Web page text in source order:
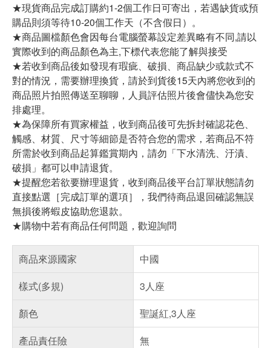
★現貨商品完成訂購約1-2個工作日可寄出，若遇缺貨或預
購品則須等待10-20個工作天（不含假日）。
★商品圖檔顏色會因每台電腦螢幕設定差異略有不同,請以
實際收到的商品顏色為主,下標代表您能了解與接受
★若收到商品後如發現有瑕疵、破損、商品缺少或款式不
對的情況，需要辦理換貨，請於到貨後15天內將您收到的
商品照片拍照傳送至聊聊，人員評估照片後會儘快為您安
排處理。
★為保障所有買家權益，收到商品後可先拆封確認花色、
觸感、材質、尺寸等細節是否符合您的需求，若商品不符
所需於收到商品起算鑑賞期內，請勿「下水清洗、汙漬、
破損」都可以申請退貨。
★提醒您若欲要辦理退貨，收到商品後平台訂單狀態請勿
直接點選［完成訂單的選項］，我們待商品退回確認無誤
無損後將蝦皮協助您退款。
★購物中若有商品任何問題，歡迎詢問
商品來源國家
中國
樣式(多規)
3人座
顏色
聖誕紅,3人座
產品責任險
無